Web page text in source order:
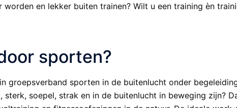
en lekker buiten trainen? Wilt u een training èn
sporten?
groepsverband sporten in de buitenlucht onder
soepel, strak en in de buitenlucht in beweging zijn?